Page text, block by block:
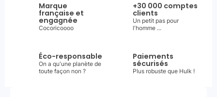
Marque
française et
engagnée
Cocoricoooo
+30 000 comptes
clients
Un petit pas pour
l'homme ...
Éco-responsable
On a qu'une planète de
toute façon non ?
Paiements
sécurisés
Plus robuste que Hulk !